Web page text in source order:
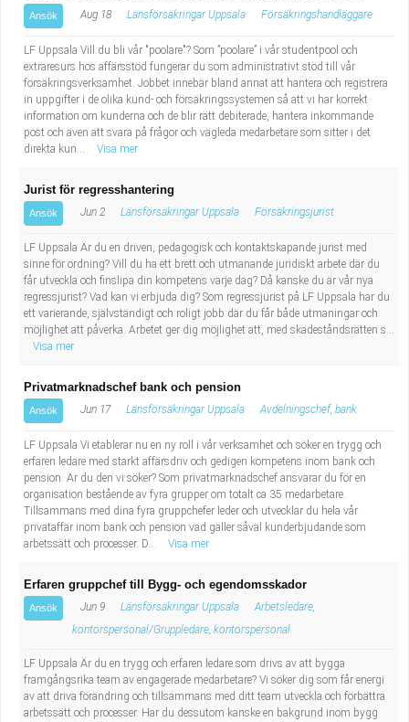
Ansök Aug 18 Länsförsäkringar Uppsala Försäkringshandläggare
LF Uppsala Vill du bli vår "poolare"? Som ”poolare” i vår studentpool och
extraresurs hos affärsstöd fungerar du som administrativt stöd till vår
försäkringsverksamhet. Jobbet innebär bland annat att hantera och registrera
in uppgifter i de olika kund- och försäkringssystemen så att vi har korrekt
information om kunderna och de blir rätt debiterade, hantera inkommande
post och även att svara på frågor och vägleda medarbetare som sitter i det
direkta kun...
Visa mer
Jurist för regresshantering
Ansök Jun 2 Länsförsäkringar Uppsala Försäkringsjurist
LF Uppsala Är du en driven, pedagogisk och kontaktskapande jurist med
sinne för ordning? Vill du ha ett brett och utmanande juridiskt arbete där du
får utveckla och finslipa din kompetens varje dag? Då kanske du är vår nya
regressjurist? Vad kan vi erbjuda dig? Som regressjurist på LF Uppsala har du
ett varierande, självständigt och roligt jobb där du får både utmaningar och
möjlighet att påverka. Arbetet ger dig möjlighet att, med skadeståndsrätten s...
Visa mer
Privatmarknadschef bank och pension
Ansök Jun 17 Länsförsäkringar Uppsala Avdelningschef, bank
LF Uppsala Vi etablerar nu en ny roll i vår verksamhet och söker en trygg och
erfaren ledare med starkt affärsdriv och gedigen kompetens inom bank och
pension. Är du den vi söker? Som privatmarknadschef ansvarar du för en
organisation bestående av fyra grupper om totalt ca 35 medarbetare.
Tillsammans med dina fyra gruppchefer leder och utvecklar du hela vår
privataffär inom bank och pension vad gäller såväl kunderbjudande som
arbetssätt och processer. D...
Visa mer
Erfaren gruppchef till Bygg- och egendomsskador
Ansök Jun 9 Länsförsäkringar Uppsala
Arbetsledare,
kontorspersonal/Gruppledare, kontorspersonal
LF Uppsala Är du en trygg och erfaren ledare som drivs av att bygga
framgångsrika team av engagerade medarbetare? Vi söker dig som får energi
av att driva förändring och tillsammans med ditt team utveckla och förbättra
arbetssätt och processer. Har du dessutom kanske en bakgrund inom bygg